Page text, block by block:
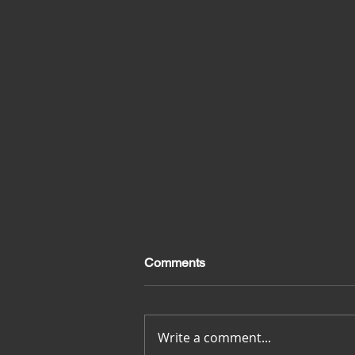
Merci pour tout
Comments
Write a comment...